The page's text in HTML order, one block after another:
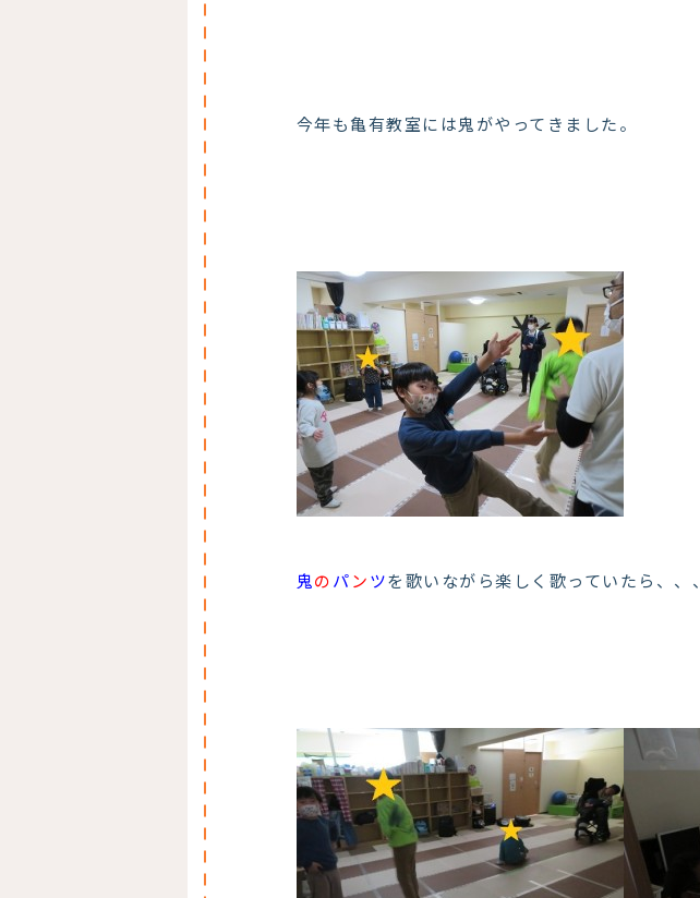
今年も亀有教室には鬼がやってきました。
鬼のパンツを歌いながら楽しく歌っていたら、、、